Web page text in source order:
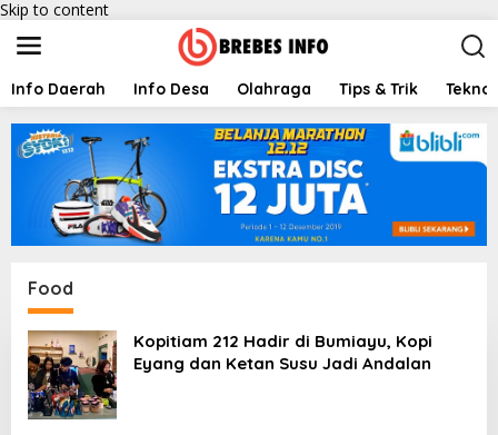
Skip to content
Info Daerah Info Desa Olahraga Tips & Trik
Food
Kopitiam 212 Hadir di Bumiayu, Kopi
Eyang dan Ketan Susu Jadi Andalan